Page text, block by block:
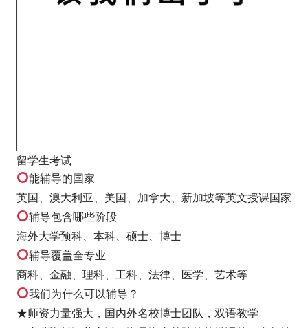
留学生考试
能辅导的国家
英国、澳大利亚、美国、加拿大、新加坡等英文授课国家
辅导包含哪些阶段
海外大学预科、本科、硕士、博士
辅导覆盖全专业
商科、金融、理科、工科、法律、医学、艺术等
我们为什么可以辅导？
★师资力量强大，国内外名校博士团队，双语教学